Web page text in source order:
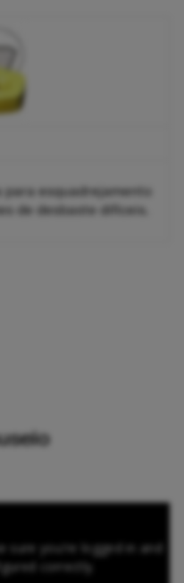
para esquadrejamento
de desbaste difíceis.